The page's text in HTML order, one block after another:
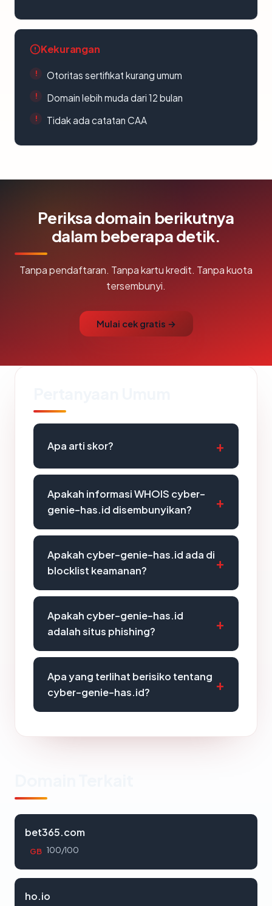
Kekurangan
Otoritas sertifikat kurang umum
Domain lebih muda dari 12 bulan
Tidak ada catatan CAA
Periksa domain berikutnya
dalam beberapa detik.
Tanpa pendaftaran. Tanpa kartu kredit. Tanpa kuota
tersembunyi.
Mulai cek gratis →
Apa arti skor?
Apakah informasi WHOIS cyber-
genie-has.id disembunyikan?
Apakah cyber-genie-has.id ada di
blocklist keamanan?
Apakah cyber-genie-has.id
adalah situs phishing?
Apa yang terlihat berisiko tentang
cyber-genie-has.id?
bet365.com
GB 100/100
ho.io